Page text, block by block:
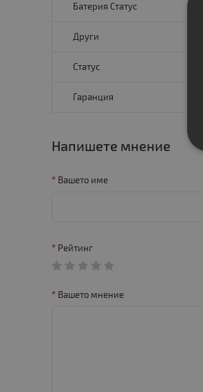
Батерия Статус
Други
Статус
Гаранция
Напишете мнение
Вашето име
Рейтинг
Вашето мнение